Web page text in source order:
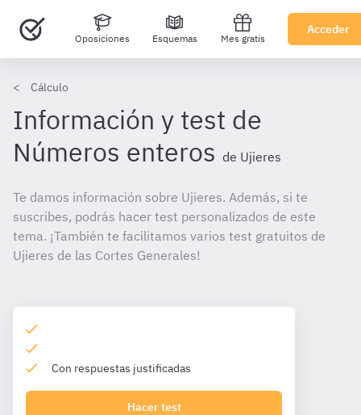
Oposiciones Esquemas Mes gratis
Acceder
Cálculo
Información y test de
Números enteros de Ujieres
Te damos información sobre Ujieres. Además, si te
suscribes, podrás hacer test personalizados de este
tema. ¡También te facilitamos varios test gratuitos de
Ujieres de las Cortes Generales!
Con respuestas justificadas
Hacer test